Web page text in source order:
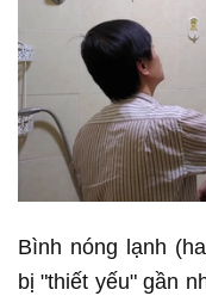
Bình nóng lạnh
bị "thiết yếu" gần